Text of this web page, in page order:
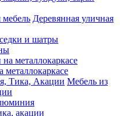
Деревянная уличная
и шатры
Мебель из
акации